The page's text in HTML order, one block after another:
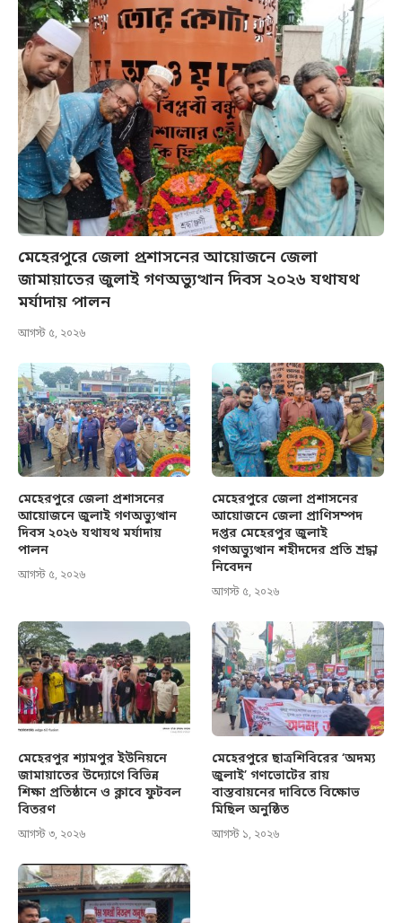
মেহেরপুরে জেলা প্রশাসনের আয়োজনে জেলা
জামায়াতের জুলাই গণঅভ্যুত্থান দিবস ২০২৬ যথাযথ
মর্যাদায় পালন
আগস্ট ৫, ২০২৬
মেহেরপুরে জেলা প্রশাসনের
আয়োজনে জুলাই গণঅভ্যুত্থান
দিবস ২০২৬ যথাযথ মর্যাদায়
পালন
আগস্ট ৫, ২০২৬
মেহেরপুরে জেলা প্রশাসনের
আয়োজনে জেলা প্রাণিসম্পদ
দপ্তর মেহেরপুর জুলাই
গণঅভ্যুত্থান শহীদদের প্রতি শ্রদ্ধা
নিবেদন
আগস্ট ৫, ২০২৬
মেহেরপুর শ্যামপুর ইউনিয়নে
জামায়াতের উদ্যোগে বিভিন্ন
শিক্ষা প্রতিষ্ঠানে ও ক্লাবে ফুটবল
বিতরণ
আগস্ট ৩, ২০২৬
মেহেরপুরে ছাত্রশিবিরের ‘অদম্য
জুলাই’ গণভোটের রায়
বাস্তবায়নের দাবিতে বিক্ষোভ
মিছিল অনুষ্ঠিত
আগস্ট ১, ২০২৬